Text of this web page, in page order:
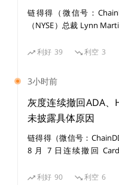
链得得仅提供相关信息展
更多精彩内容
ChainDD）
链得得（微信号：
（NYSE）总裁 Lynn
代币化证券的链上支付平
公司（DTC）的代币化试点
利好 39 利空 3
3小时前
灰度连续撤回ADA、
未披露具体原因
链得得（微信号：
8 月 7 日连续撤回
Polkadot（DOT）三项
隔约 190 秒。 三份撤回
利好 90 利空 6